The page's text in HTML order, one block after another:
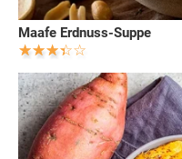
Maafe Erdnuss-Suppe